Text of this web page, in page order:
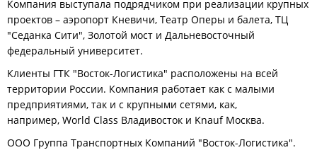
Компания выступала подрядчиком при реализации крупных
проектов – аэропорт Кневичи, Театр Оперы и балета, ТЦ
"Седанка Сити", Золотой мост и Дальневосточный
федеральный университет.
Клиенты ГТК "Восток-Логистика" расположены на всей
территории России. Компания работает как с малыми
предприятиями, так и с крупными сетями, как,
например, World Class Владивосток и Knauf Москва.
ООО Группа Транспортных Компаний "Восток-Логистика".